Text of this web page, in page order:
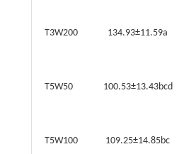
T3W200 134.93±11.59a
T5W50 100.53±13.43bcd
T5W100 109.25±14.85bc